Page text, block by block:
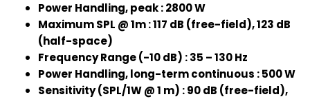
Power Handling, peak : 2800 W
Maximum SPL @ 1m : 117 dB (free-field), 123 dB
(half-space)
Frequency Range (-10 dB) : 35 – 130 Hz
Power Handling, long-term continuous : 500 W
Sensitivity (SPL/1W @ 1 m) : 90 dB (free-field),